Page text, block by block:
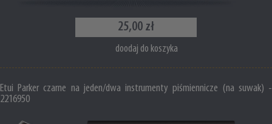
25,00 zł
doodaj do koszyka
Etui Parker czarne na jeden/dwa instrumenty piśmiennicze (na suwak) -
2216950